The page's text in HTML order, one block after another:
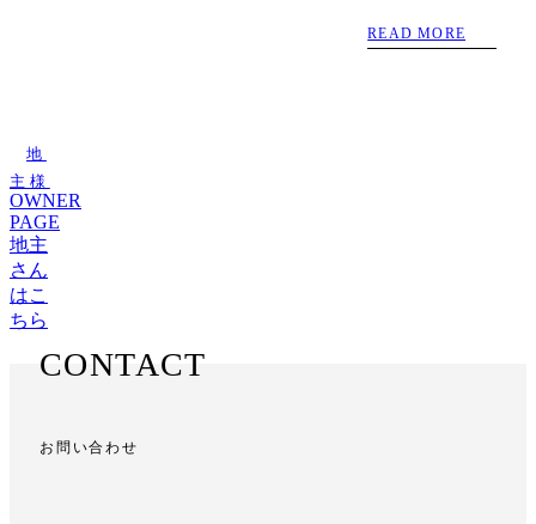
READ MORE
地
主様
OWNER
PAGE
地主
さん
はこ
ちら
CONTACT
お問い合わせ